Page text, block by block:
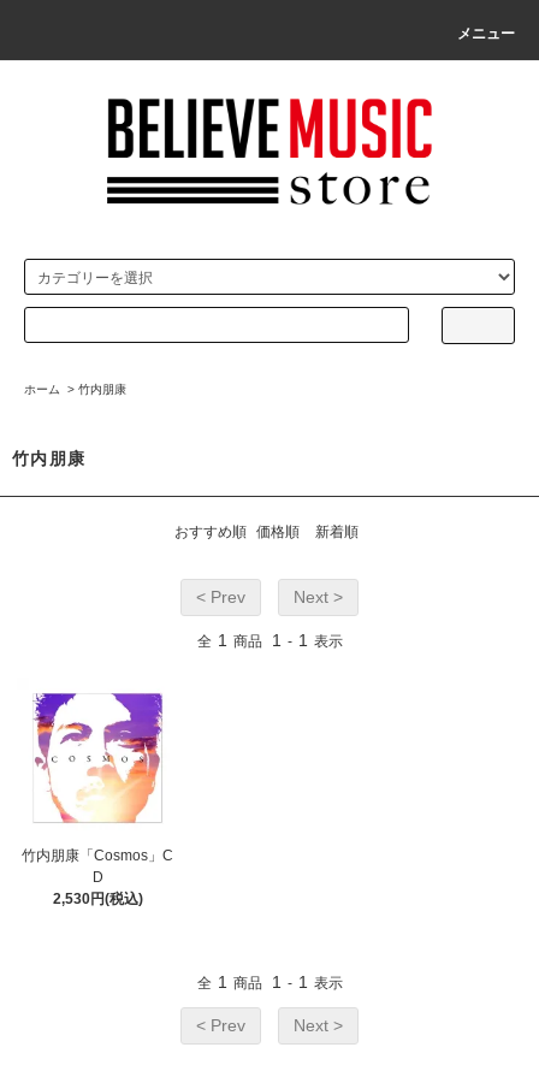
メニュー
ホーム > 竹内朋康
竹内朋康
おすすめ順 価格順 新着順
< Prev Next >
全 1 商品 1 - 1 表示
竹内朋康「Cosmos」C
D
2,530円(税込)
全 1 商品 1 - 1 表示
< Prev Next >